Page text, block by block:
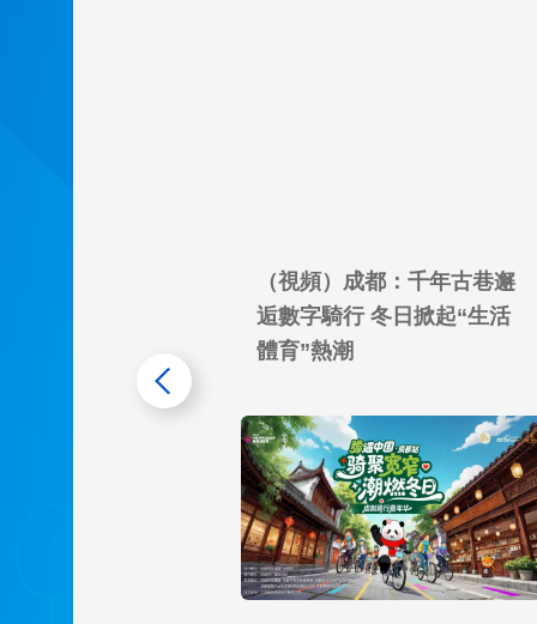
（視頻）成都：千年古巷邂
逅數字騎行 冬日掀起“生活
體育”熱潮